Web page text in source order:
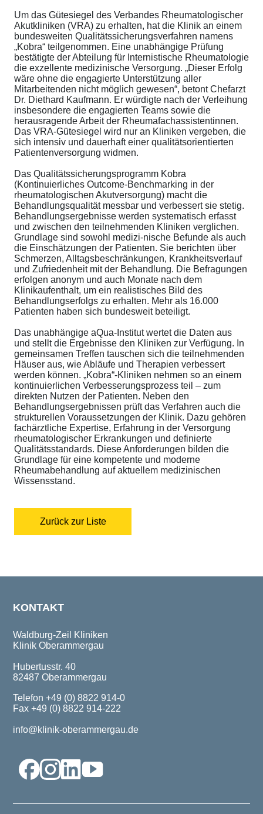
Um das Gütesiegel des Verbandes Rheumatologischer
Akutkliniken (VRA) zu erhalten, hat die Klinik an einem
bundesweiten Qualitätssicherungsverfahren namens
„Kobra“ teilgenommen. Eine unabhängige Prüfung
bestätigte der Abteilung für Internistische Rheumatologie
die exzellente medizinische Versorgung. „Dieser Erfolg
wäre ohne die engagierte Unterstützung aller
Mitarbeitenden nicht möglich gewesen“, betont Chefarzt
Dr. Diethard Kaufmann. Er würdigte nach der Verleihung
insbesondere die engagierten Teams sowie die
herausragende Arbeit der Rheumafachassistentinnen.
Das VRA-Gütesiegel wird nur an Kliniken vergeben, die
sich intensiv und dauerhaft einer qualitätsorientierten
Patientenversorgung widmen.
Das Qualitätssicherungsprogramm Kobra
(Kontinuierliches Outcome-Benchmarking in der
rheumatologischen Akutversorgung) macht die
Behandlungsqualität messbar und verbessert sie stetig.
Behandlungsergebnisse werden systematisch erfasst
und zwischen den teilnehmenden Kliniken verglichen.
Grundlage sind sowohl medizi-nische Befunde als auch
die Einschätzungen der Patienten. Sie berichten über
Schmerzen, Alltagsbeschränkungen, Krankheitsverlauf
und Zufriedenheit mit der Behandlung. Die Befragungen
erfolgen anonym und auch Monate nach dem
Klinikaufenthalt, um ein realistisches Bild des
Behandlungserfolgs zu erhalten. Mehr als 16.000
Patienten haben sich bundesweit beteiligt.
Das unabhängige aQua-Institut wertet die Daten aus
und stellt die Ergebnisse den Kliniken zur Verfügung. In
gemeinsamen Treffen tauschen sich die teilnehmenden
Häuser aus, wie Abläufe und Therapien verbessert
werden können. „Kobra“-Kliniken nehmen so an einem
kontinuierlichen Verbesserungsprozess teil – zum
direkten Nutzen der Patienten. Neben den
Behandlungsergebnissen prüft das Verfahren auch die
strukturellen Voraussetzungen der Klinik. Dazu gehören
fachärztliche Expertise, Erfahrung in der Versorgung
rheumatologischer Erkrankungen und definierte
Qualitätsstandards. Diese Anforderungen bilden die
Grundlage für eine kompetente und moderne
Rheumabehandlung auf aktuellem medizinischen
Wissensstand.
Zurück zur Liste
KONTAKT
Waldburg-Zeil Kliniken
Klinik Oberammergau
Hubertusstr. 40
82487 Oberammergau
Telefon +49 (0) 8822 914-0
Fax +49 (0) 8822 914-222
info@klinik-oberammergau.de